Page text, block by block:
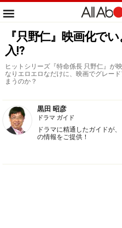
『只野仁』映画化で
入!?
ヒットシリーズ『特命係長 只野仁』が
なりエロエロなだけに、映画でグレー
まうのか？
黒田 昭彦
ドラマ ガイド
ドラマに精通したガイドが
の情報をご提供！